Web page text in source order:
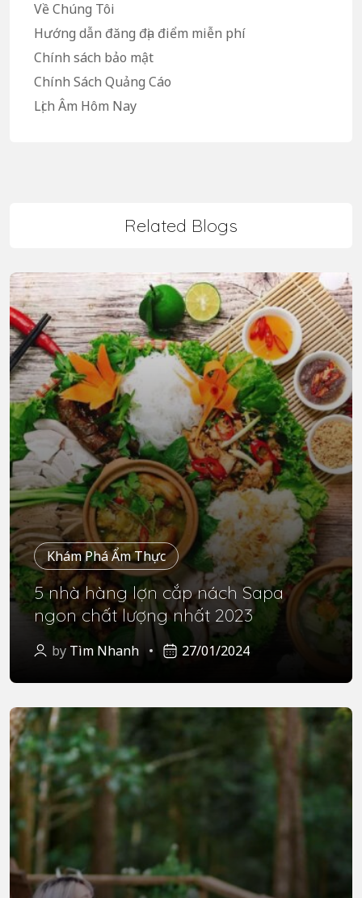
Về Chúng Tôi
Hướng dẫn đăng địa điểm miễn phí
Chính sách bảo mật
Chính Sách Quảng Cáo
Lịch Âm Hôm Nay
Related Blogs
Khám Phá Ẩm Thực
5 nhà hàng lợn cắp nách Sapa
ngon chất lượng nhất 2023
by Tìm Nhanh 27/01/2024